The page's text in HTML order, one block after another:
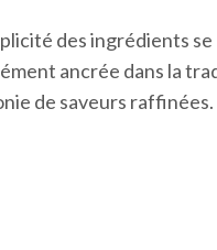
des ingrédients se
ancrée dans la
de saveurs raffinées.